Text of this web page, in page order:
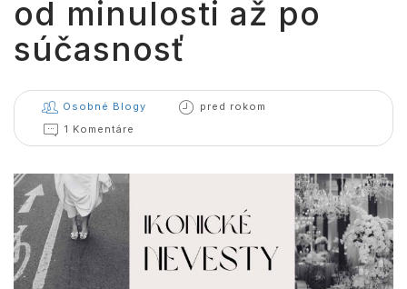
od minulosti až po
súčasnosť
Osobné Blogy
pred rokom
1 Komentáre